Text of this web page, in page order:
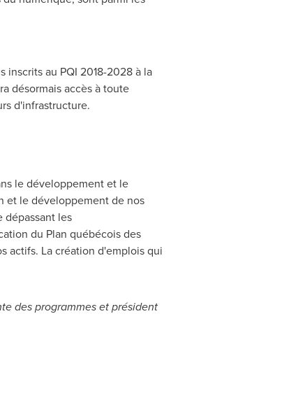
au PQI 2018-2028 à la
désormais accès à toute
d'infrastructure.
le développement et le
et le développement de nos
les
du Plan québécois des
actifs. La création d'emplois qui
des programmes et président